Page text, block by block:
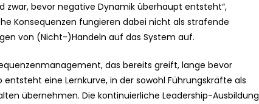
bevor negative Dynamik überhaupt entsteht“,
Konsequenzen fungieren dabei nicht als strafende
von (Nicht-)Handeln auf das System auf.
das bereits greift, lange bevor
eine Lernkurve, in der sowohl Führungskräfte als
übernehmen. Die kontinuierliche Leadership-Ausbildung